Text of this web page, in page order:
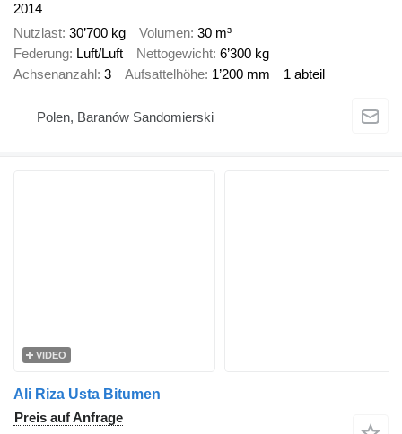
2014
Nutzlast 30’700 kg Volumen 30 m³
Federung Luft/Luft Nettogewicht 6’300 kg
Achsenanzahl 3 Aufsattelhöhe 1’200 mm 1 abteil
Polen, Baranów Sandomierski
VIDEO
Ali Riza Usta Bitumen
Preis auf Anfrage